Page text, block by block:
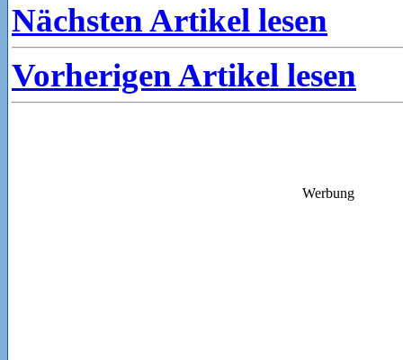
Nächsten Artikel lesen
Vorherigen Artikel lesen
Werbung